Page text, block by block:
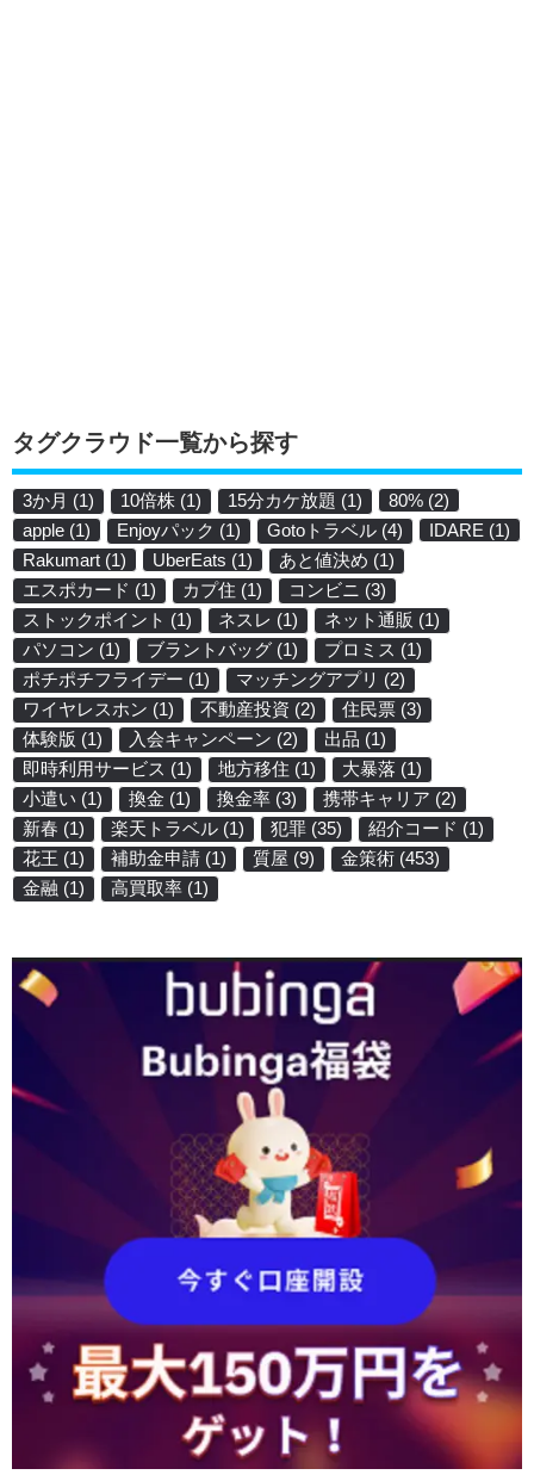
タグクラウド一覧から探す
3か月 (1) 10倍株 (1) 15分カケ放題 (1) 80% (2)
apple (1) Enjoyパック (1) Gotoトラベル (4) IDARE (1)
Rakumart (1) UberEats (1) あと値決め (1)
エスポカード (1) カプ住 (1) コンビニ (3)
ストックポイント (1) ネスレ (1) ネット通販 (1)
パソコン (1) ブラントバッグ (1) プロミス (1)
ポチポチフライデー (1) マッチングアプリ (2)
ワイヤレスホン (1) 不動産投資 (2) 住民票 (3)
体験版 (1) 入会キャンペーン (2) 出品 (1)
即時利用サービス (1) 地方移住 (1) 大暴落 (1)
小遣い (1) 換金 (1) 換金率 (3) 携帯キャリア (2)
新春 (1) 楽天トラベル (1) 犯罪 (35) 紹介コード (1)
花王 (1) 補助金申請 (1) 質屋 (9) 金策術 (453)
金融 (1) 高買取率 (1)